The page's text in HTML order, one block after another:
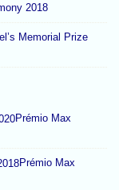
2018
Memorial Prize
Prémio Max
Prémio Max